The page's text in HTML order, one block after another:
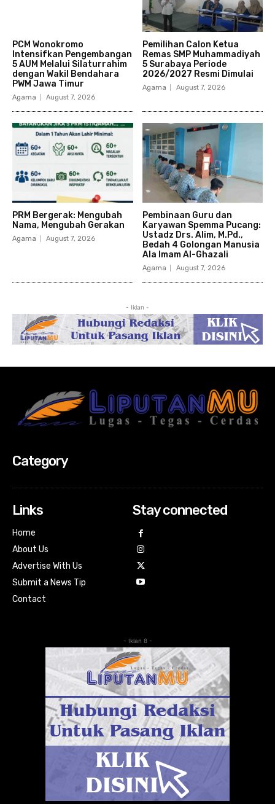
PCM Wonokromo
Intensifkan Pengembangan
5 AUM Melalui Silaturrahim
dengan Wakil Bendahara
PWM Jawa Timur
Agama August 7, 2026
Pemilihan Calon Ketua
Remas SMP Muhammadiyah
5 Surabaya Periode
2026/2027 Resmi Dimulai
Agama August 7, 2026
PRM Bergerak: Mengubah
Nama, Mengubah Gerakan
Agama August 7, 2026
Pembinaan Guru dan
Karyawan Spemma Pucang:
Ustadz Drs. Alim, M.Pd.,
Bedah 4 Golongan Manusia
Ala Imam Al-Ghazali
Agama August 7, 2026
- Iklan -
Category
Links
Home
About Us
Advertise With Us
Submit a News Tip
Contact
Stay connected
- Iklan 8 -